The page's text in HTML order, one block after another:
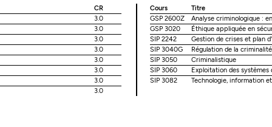
CR
3.0
3.0
3.0
3.0
3.0
3.0
3.0
3.0
Cours
Titre
GSP 2600Z
Analyse criminologique :
GSP 3020
Éthique appliquée en
SIP 2242
Gestion de crises et plan
SIP 3040G
Régulation de la
SIP 3050
Criminalistique
SIP 3060
Exploitation des systèmes
SIP 3082
Technologie, information